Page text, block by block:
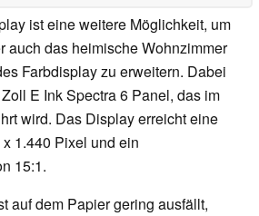
ist eine weitere Möglichkeit, um
auch das heimische Wohnzimmer
Farbdisplay zu erweitern. Dabei
E Ink Spectra 6 Panel, das im
wird. Das Display erreicht eine
1.440 Pixel und ein
15:1.
auf dem Papier gering ausfällt,